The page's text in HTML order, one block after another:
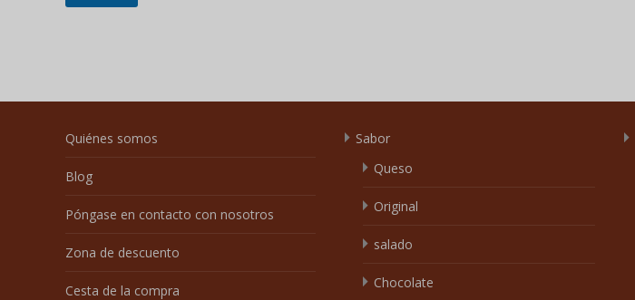
Quiénes somos
Blog
Póngase en contacto con nosotros
Zona de descuento
Cesta de la compra
Sabor
Queso
Original
salado
Chocolate